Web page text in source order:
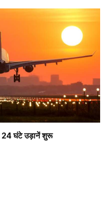
24 घंटे उड़ानें शुरू